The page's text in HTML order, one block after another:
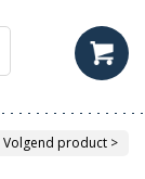
Volgend product >